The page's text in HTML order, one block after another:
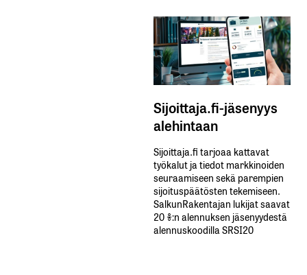
Sijoittaja.fi-jäsenyys
alehintaan
Sijoittaja.fi tarjoaa kattavat
työkalut ja tiedot markkinoiden
seuraamiseen sekä parempien
sijoituspäätösten tekemiseen.
SalkunRakentajan lukijat saavat
20 %:n alennuksen jäsenyydestä
alennuskoodilla SRSI20